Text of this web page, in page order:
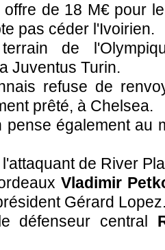
offre de 18 M€ pour
pas céder l'Ivoirien.
de
Juventus Turin.
refuse de
prêté, à Chelsea.
pense également au
de River
Vladimir
Gérard
défenseur central